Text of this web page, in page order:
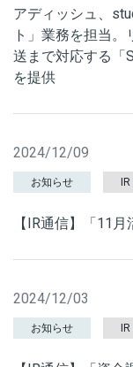
アディッシュ、
ト」業務を担当
送まで対応する「
を提供
2024/12/09
お知らせ
【IR通信】「11
2024/12/03
お知らせ